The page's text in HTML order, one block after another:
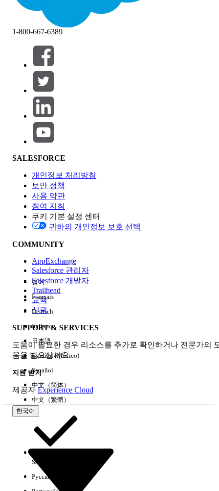
필터 (0)
필터 선택
제품 영역
기능 영향
Edition
경험
1-800-667-6389
SALESFORCE
개인정보 처리방침
보안 정책
사용 약관
참여 지침
쿠키 기본 설정 센터
귀하의 개인정보 보호 선택
COMMUNITY
AppExchange
Salesforce 관리자
Salesforce 개발자
Trailhead
교육
신뢰
SUPPORT & SERVICES
도움이 필요한 경우 리소스를 추가로 확인하거나 전문가의
움을 받으십시오.
지원 받기
제공자 Experience Cloud
한국어
영어
Français
Deutsch
Italiano
日本語
Español (México)
Español
中文（简体）
中文（繁體）
Select Org
Русский